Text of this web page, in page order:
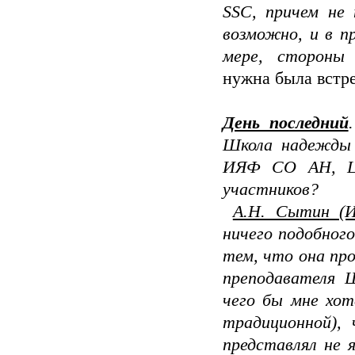
SSC, причем не
возможно, и в
мере, сто­роны
нужна была
День последний
Школа
ИЯФ СО АН,
участников?
А.Н. Сытин
ничего
тем, что она
пре­подавателя
чего бы мне
представ­лял